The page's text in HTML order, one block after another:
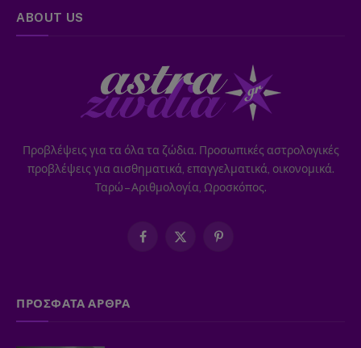
ABOUT US
Προβλέψεις για τα όλα τα ζώδια. Προσωπικές αστρολογικές
προβλέψεις για αισθηματικά, επαγγελματικά, οικονομικά.
Ταρώ – Αριθμολογία, Ωροσκόπος.
Facebook
X
Pinterest
ΠΡΟΣΦΑΤΑ ΑΡΘΡΑ